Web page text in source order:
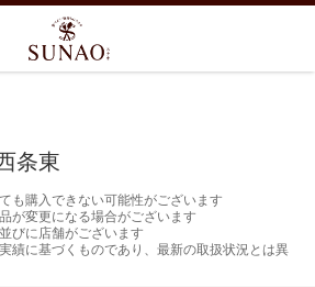
条東
も購入できない可能性がございます
が変更になる場合がございます
びに店舗がございます
績に基づくものであり、最新の取扱状況とは異